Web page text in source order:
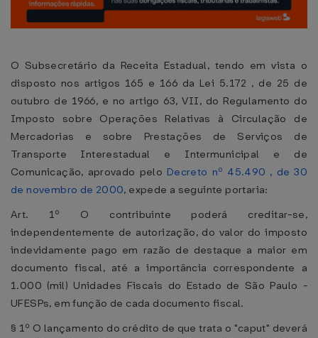
O Subsecretário da Receita Estadual, tendo em vista o
disposto nos artigos 165 e 166 da Lei 5.172 , de 25 de
outubro de 1966, e no artigo 63, VII, do Regulamento do
Imposto sobre Operações Relativas à Circulação de
Mercadorias e sobre Prestações de Serviços de
Transporte Interestadual e Intermunicipal e de
Comunicação, aprovado pelo Decreto nº 45.490 , de 30
de novembro de 2000, expede a seguinte portaria:
Art. 1º O contribuinte poderá creditar-se,
independentemente de autorização, do valor do imposto
indevidamente pago em razão de destaque a maior em
documento fiscal, até a importância correspondente a
1.000 (mil) Unidades Fiscais do Estado de São Paulo -
UFESPs, em função de cada documento fiscal.
§ 1º O lançamento do crédito de que trata o "caput" deverá